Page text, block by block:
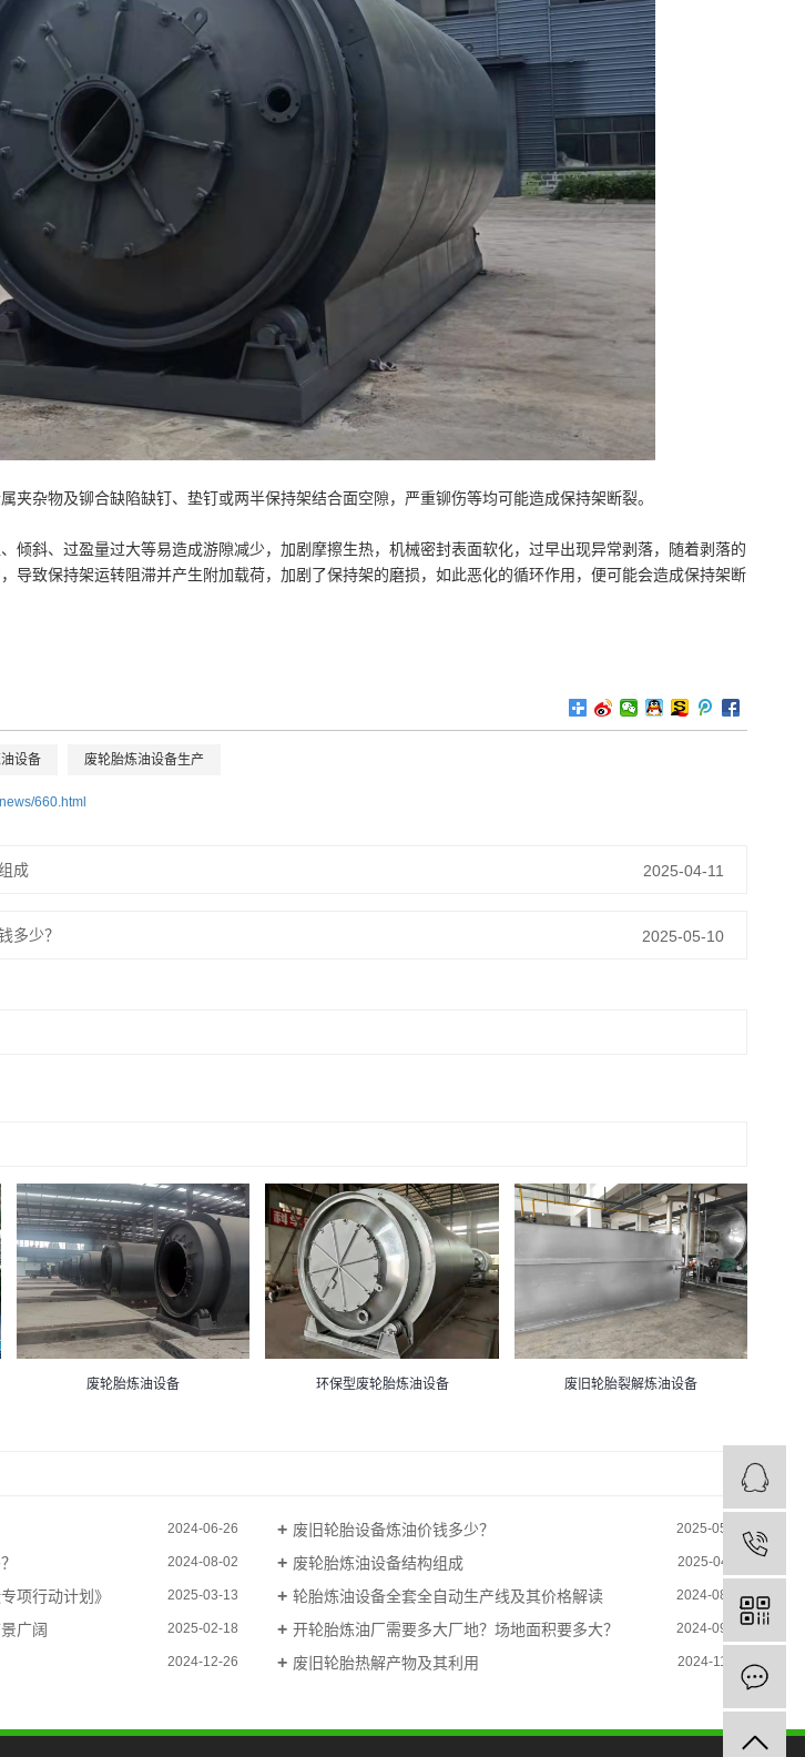
杂物及铆合缺陷缺钉、垫钉或两半保持架结合面空隙，严重铆伤等均可能造成保持架断裂。
倾斜、过盈量过大等易造成游隙减少，加剧摩擦生热，机械密封表面软化，过早出现异常剥落，随着剥落的
导致保持架运转阻滞并产生附加载荷，加剧了保持架的磨损，如此恶化的循环作用，便可能会造成保持架断
设备 废轮胎炼油设备生产
660.html
成 2025-04-11
多少？ 2025-05-10
废轮胎炼油设备 环保型废轮胎炼油设备 废旧轮胎裂解炼油设备
2024-06-26 废旧轮胎设备炼油价钱多少？ 2025-05-10
2024-08-02 废轮胎炼油设备结构组成 2025-04-11
项行动计划》 2025-03-13 轮胎炼油设备全套全自动生产线及其价格解读 2024-08-22
广阔 2025-02-18 开轮胎炼油厂需要多大厂地？场地面积要多大？ 2024-09-23
2024-12-26 废旧轮胎热解产物及其利用 2024-11-08